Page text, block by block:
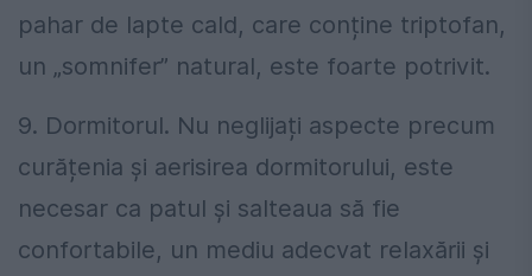
pahar de lapte cald, care conține triptofan,
un „somnifer” natural, este foarte potrivit.
9. Dormitorul. Nu neglijați aspecte precum
curățenia și aerisirea dormitorului, este
necesar ca patul și salteaua să fie
confortabile, un mediu adecvat relaxării și